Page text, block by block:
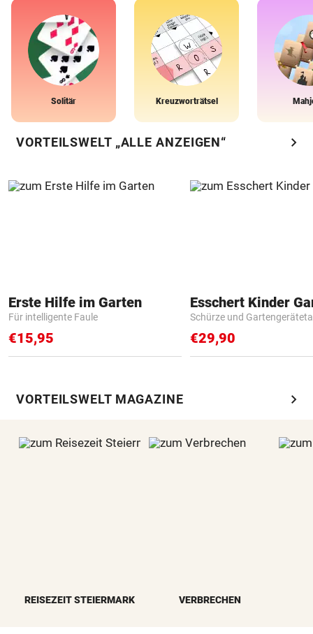
Solitär Kreuzworträtsel
VORTEILSWELT „ALLE ANZEIGEN“ chevron_right
Erste Hilfe im Garten
Für intelligente Faule
€15,95
Schürze und
€29,90
VORTEILSWELT MAGAZINE chevron_right
REISEZEIT STEIERMARK VERBRECHEN